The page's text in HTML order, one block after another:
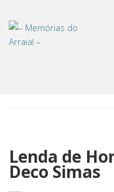
Tag:
Lenda de
Deco Simas